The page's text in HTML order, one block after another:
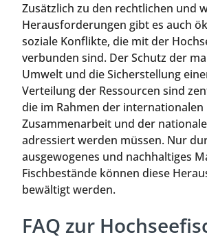
Zusätzlich zu den rechtlichen und
Herausforderungen gibt es auch
soziale Konflikte, die mit der
verbunden sind. Der Schutz der
Umwelt und die Sicherstellung
Verteilung der Ressourcen sind
die im Rahmen der internationalen
Zusammenarbeit und der
adressiert werden müssen. Nur
ausgewogenes und nachhaltiges
Fischbestände können diese
bewältigt werden.
FAQ zur